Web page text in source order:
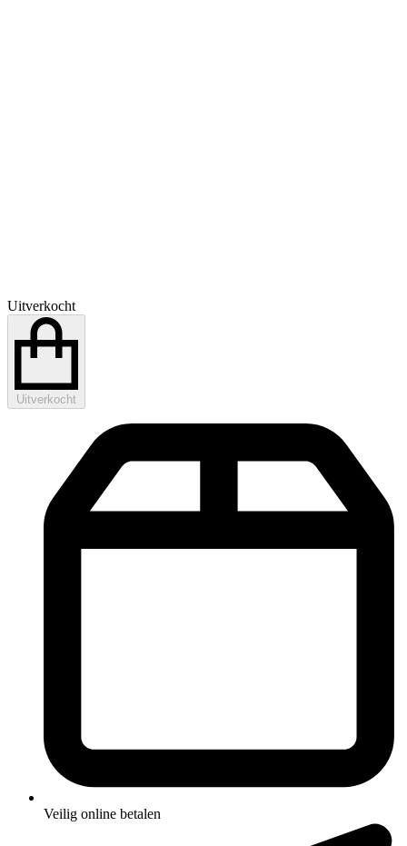
Uitverkocht
Uitverkocht
Veilig online betalen